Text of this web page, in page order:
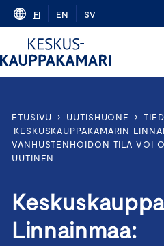
Skip
content
FI EN SV
ETUSIVU › UUTISHUONE ›
KESKUSKAUPPAKAMARIN
VANHUSTENHOIDON TILA VOI
UUTINEN
Linnainmaa: